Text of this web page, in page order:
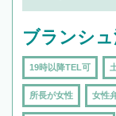
ブランシ
19時以降TEL可
所長が女性 女性